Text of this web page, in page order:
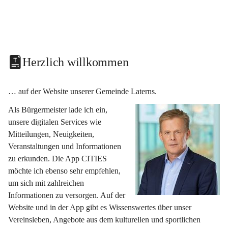
Herzlich willkommen
… auf der Website unserer Gemeinde Laterns.
Als Bürgermeister lade ich ein,
unsere digitalen Services wie
Mitteilungen, Neuigkeiten,
Veranstaltungen und Informationen
zu erkunden. Die App CITIES
möchte ich ebenso sehr empfehlen,
um sich mit zahlreichen
Informationen zu versorgen. Auf der
Website und in der App gibt es Wissenswertes über unser
Vereinsleben, Angebote aus dem kulturellen und sportlichen